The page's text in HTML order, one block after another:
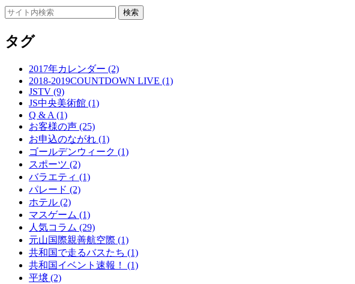
タグ
2017年カレンダー (2)
2018-2019COUNTDOWN LIVE (1)
JSTV (9)
JS中央美術館 (1)
Q & A (1)
お客様の声 (25)
お申込のながれ (1)
ゴールデンウィーク (1)
スポーツ (2)
バラエティ (1)
パレード (2)
ホテル (2)
マスゲーム (1)
人気コラム (29)
元山国際親善航空際 (1)
共和国で走るバスたち (1)
共和国イベント速報！ (1)
平壌 (2)